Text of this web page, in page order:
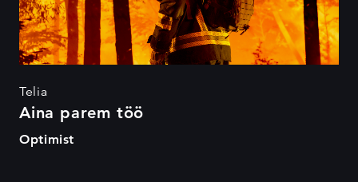
Telia
Aina parem töö
Optimist